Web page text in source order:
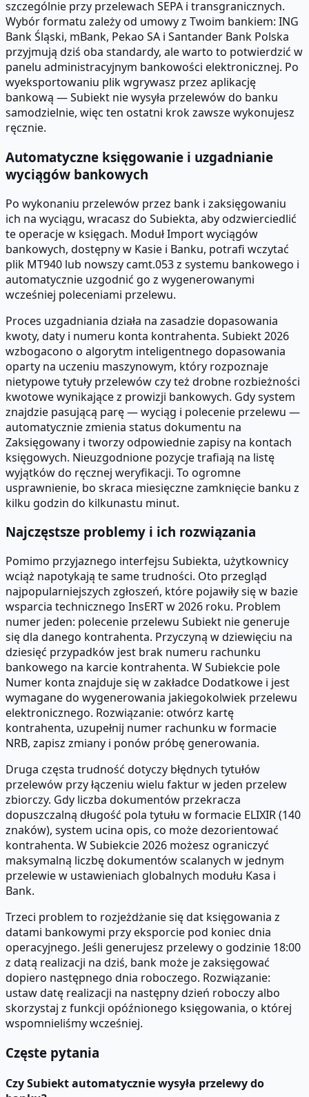
szczególnie przy przelewach SEPA i transgranicznych.
Wybór formatu zależy od umowy z Twoim bankiem: ING
Bank Śląski, mBank, Pekao SA i Santander Bank Polska
przyjmują dziś oba standardy, ale warto to potwierdzić w
panelu administracyjnym bankowości elektronicznej. Po
wyeksportowaniu plik wgrywasz przez aplikację
bankową — Subiekt nie wysyła przelewów do banku
samodzielnie, więc ten ostatni krok zawsze wykonujesz
ręcznie.
Automatyczne księgowanie i uzgadnianie
wyciągów bankowych
Po wykonaniu przelewów przez bank i zaksięgowaniu
ich na wyciągu, wracasz do Subiekta, aby odzwierciedlić
te operacje w księgach. Moduł Import wyciągów
bankowych, dostępny w Kasie i Banku, potrafi wczytać
plik MT940 lub nowszy camt.053 z systemu bankowego i
automatycznie uzgodnić go z wygenerowanymi
wcześniej poleceniami przelewu.
Proces uzgadniania działa na zasadzie dopasowania
kwoty, daty i numeru konta kontrahenta. Subiekt 2026
wzbogacono o algorytm inteligentnego dopasowania
oparty na uczeniu maszynowym, który rozpoznaje
nietypowe tytuły przelewów czy też drobne rozbieżności
kwotowe wynikające z prowizji bankowych. Gdy system
znajdzie pasującą parę — wyciąg i polecenie przelewu —
automatycznie zmienia status dokumentu na
Zaksięgowany i tworzy odpowiednie zapisy na kontach
księgowych. Nieuzgodnione pozycje trafiają na listę
wyjątków do ręcznej weryfikacji. To ogromne
usprawnienie, bo skraca miesięczne zamknięcie banku z
kilku godzin do kilkunastu minut.
Najczęstsze problemy i ich rozwiązania
Pomimo przyjaznego interfejsu Subiekta, użytkownicy
wciąż napotykają te same trudności. Oto przegląd
najpopularniejszych zgłoszeń, które pojawiły się w bazie
wsparcia technicznego InsERT w 2026 roku. Problem
numer jeden: polecenie przelewu Subiekt nie generuje
się dla danego kontrahenta. Przyczyną w dziewięciu na
dziesięć przypadków jest brak numeru rachunku
bankowego na karcie kontrahenta. W Subiekcie pole
Numer konta znajduje się w zakładce Dodatkowe i jest
wymagane do wygenerowania jakiegokolwiek przelewu
elektronicznego. Rozwiązanie: otwórz kartę
kontrahenta, uzupełnij numer rachunku w formacie
NRB, zapisz zmiany i ponów próbę generowania.
Druga częsta trudność dotyczy błędnych tytułów
przelewów przy łączeniu wielu faktur w jeden przelew
zbiorczy. Gdy liczba dokumentów przekracza
dopuszczalną długość pola tytułu w formacie ELIXIR (140
znaków), system ucina opis, co może dezorientować
kontrahenta. W Subiekcie 2026 możesz ograniczyć
maksymalną liczbę dokumentów scalanych w jednym
przelewie w ustawieniach globalnych modułu Kasa i
Bank.
Trzeci problem to rozjeżdżanie się dat księgowania z
datami bankowymi przy eksporcie pod koniec dnia
operacyjnego. Jeśli generujesz przelewy o godzinie 18:00
z datą realizacji na dziś, bank może je zaksięgować
dopiero następnego dnia roboczego. Rozwiązanie:
ustaw datę realizacji na następny dzień roboczy albo
skorzystaj z funkcji opóźnionego księgowania, o której
wspomnieliśmy wcześniej.
Częste pytania
Czy Subiekt automatycznie wysyła przelewy do